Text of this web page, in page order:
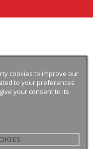
cookies to improve our
to your preferences
your consent to its